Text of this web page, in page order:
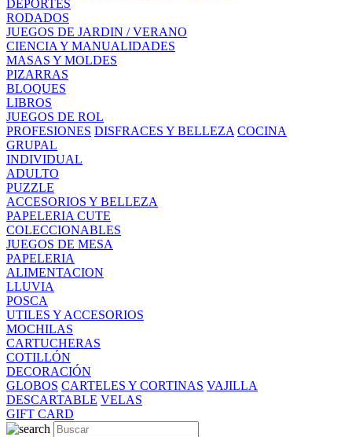
DEPORTES
RODADOS
JUEGOS DE JARDIN / VERANO
CIENCIA Y MANUALIDADES
MASAS Y MOLDES
PIZARRAS
BLOQUES
LIBROS
JUEGOS DE ROL
PROFESIONES DISFRACES Y BELLEZA COCINA
GRUPAL
INDIVIDUAL
ADULTO
PUZZLE
ACCESORIOS Y BELLEZA
PAPELERIA CUTE
COLECCIONABLES
JUEGOS DE MESA
PAPELERIA
ALIMENTACION
LLUVIA
POSCA
UTILES Y ACCESORIOS
MOCHILAS
CARTUCHERAS
COTILLÓN
DECORACIÓN
GLOBOS CARTELES Y CORTINAS VAJILLA
DESCARTABLE VELAS
GIFT CARD